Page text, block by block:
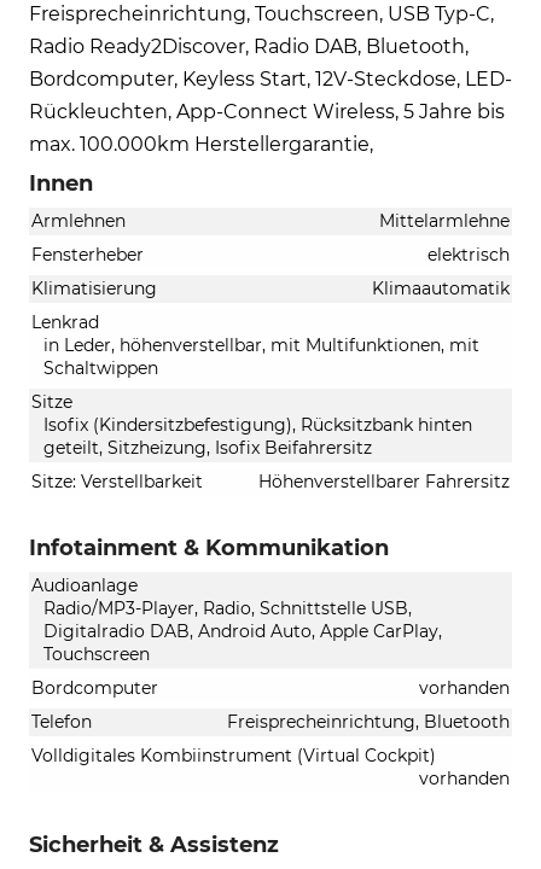
Freisprecheinrichtung, Touchscreen, USB Typ-C,
Radio Ready2Discover, Radio DAB, Bluetooth,
Bordcomputer, Keyless Start, 12V-Steckdose, LED-
Rückleuchten, App-Connect Wireless, 5 Jahre bis
max. 100.000km Herstellergarantie,
Innen
Armlehnen
Mittelarmlehne
Fensterheber
elektrisch
Klimatisierung
Klimaautomatik
Lenkrad
in Leder, höhenverstellbar, mit Multifunktionen, mit
Schaltwippen
Sitze
Isofix (Kindersitzbefestigung), Rücksitzbank hinten
geteilt, Sitzheizung, Isofix Beifahrersitz
Sitze: Verstellbarkeit
Höhenverstellbarer Fahrersitz
Infotainment & Kommunikation
Audioanlage
Radio/MP3-Player, Radio, Schnittstelle USB,
Digitalradio DAB, Android Auto, Apple CarPlay,
Touchscreen
Bordcomputer
vorhanden
Telefon
Freisprecheinrichtung, Bluetooth
Volldigitales Kombiinstrument (Virtual Cockpit)
vorhanden
Sicherheit & Assistenz